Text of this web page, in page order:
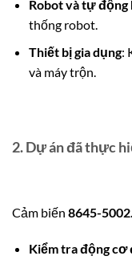
Robot và tự động
thống robot.
Thiết bị gia dụng:
và máy trộn.
2. Dự án đã thực
Cảm biến 8645-
Kiểm tra động cơ